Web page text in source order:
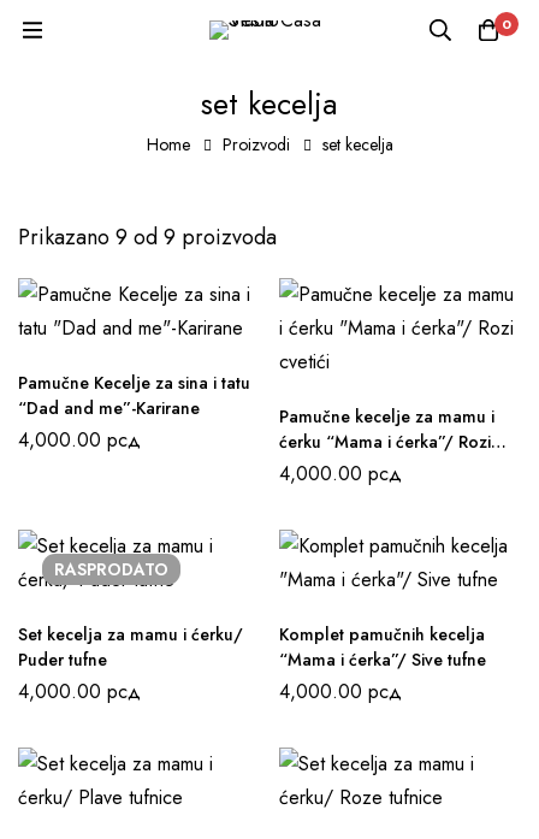
0
set kecelja
Home Proizvodi set kecelja
Prikazano 9 od 9 proizvoda
Pamučne Kecelje za sina i tatu
“Dad and me”-Karirane
4,000.00 рсд
Pamučne kecelje za mamu i
ćerku “Mama i ćerka”/ Rozi
cvetići
4,000.00 рсд
RASPRODATO
Set kecelja za mamu i ćerku/
Puder tufne
4,000.00 рсд
Komplet pamučnih kecelja
“Mama i ćerka”/ Sive tufne
4,000.00 рсд